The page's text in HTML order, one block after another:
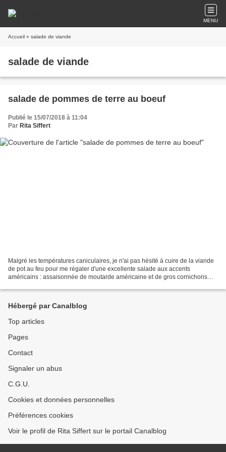
MENU
Accueil » salade de viande
salade de viande
salade de pommes de terre au boeuf
Publié le 15/07/2018 à 11:04
Par Rita Siffert
Malgré les températures caniculaires, je n'ai pas hésité à cuire de la viande
de pot au feu pour me régaler d'une excellente salade aux accents
américains : assaisonnée de moutarde américaine et de gros cornichons
Hébergé par Canalblog
Top articles
Pages
Contact
Signaler un abus
C.G.U.
Cookies et données personnelles
Préférences cookies
Voir le profil de Rita Siffert sur le portail Canalblog